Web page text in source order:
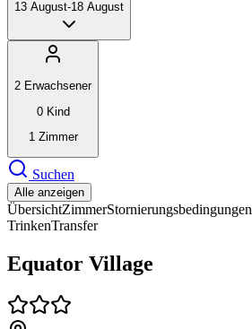
13 August-18 August
2 Erwachsener
0 Kind
1 Zimmer
Suchen
Alle anzeigen
ÜbersichtZimmerStornierungsbedingungen
TrinkenTransfer
Equator Village